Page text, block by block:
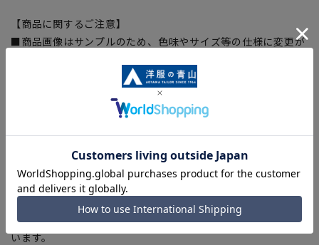
【商品に関するご注意】
■商品画像はサンプルのため、色味やサイズ等の仕様に変更が
■ゆとり感には個人差があります。サイズ表を確認の上、ご購
入の目安としてご利用ください。
■生地や仕様・デザインにより、着用感や実際のサイズ表に若
■サイズスペックは仕上がりサイズを記載しております。一
部、商品現物におすすめサイズ(ヌードサイズ)を記載している
商品もございます。
■ブラウザやお使いのモニター環境、また撮影時の室内外の光
加減により、実際の商品と掲載画像の色味が異なる場合がござ
います。